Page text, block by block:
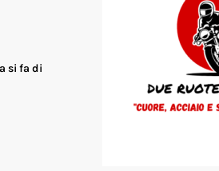
si fa di